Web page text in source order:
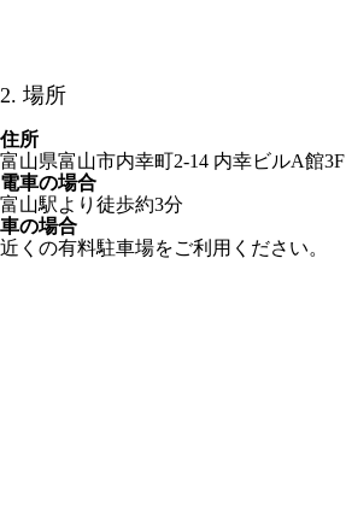
2. 場所
住所
富山県富山市内幸町2-14 内幸ビルA館3F
電車の場合
富山駅より徒歩約3分
車の場合
近くの有料駐車場をご利用ください。